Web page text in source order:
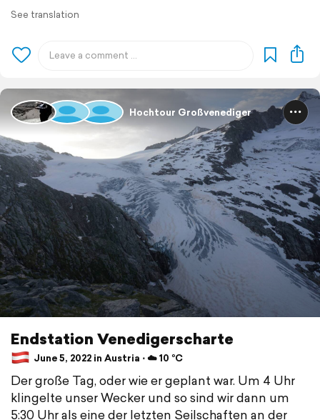
See translation
Hochtour Großvenediger
Endstation Venedigerscharte
June 5, 2022 in Austria ⋅ ☁️ 10 °C
Der große Tag, oder wie er geplant war. Um 4 Uhr
klingelte unser Wecker und so sind wir dann um
5:30 Uhr als eine der letzten Seilschaften an der